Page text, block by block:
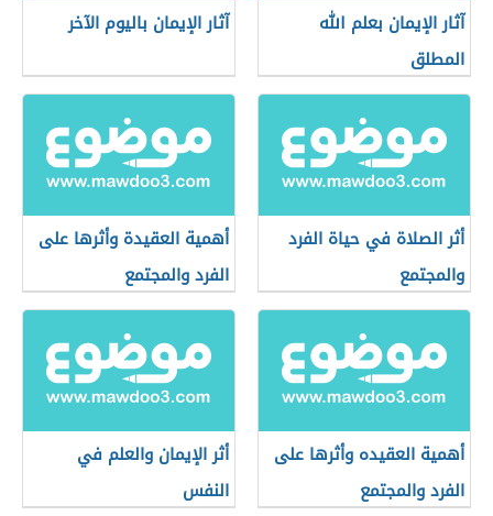
آثار الإيمان بعلم الله
المطلق
آثار الإيمان باليوم الآخر
أثر الصلاة في حياة الفرد
والمجتمع
أهمية العقيدة وأثرها على
الفرد والمجتمع
أهمية العقيده وأثرها على
الفرد والمجتمع
أثر الإيمان والعلم في
النفس